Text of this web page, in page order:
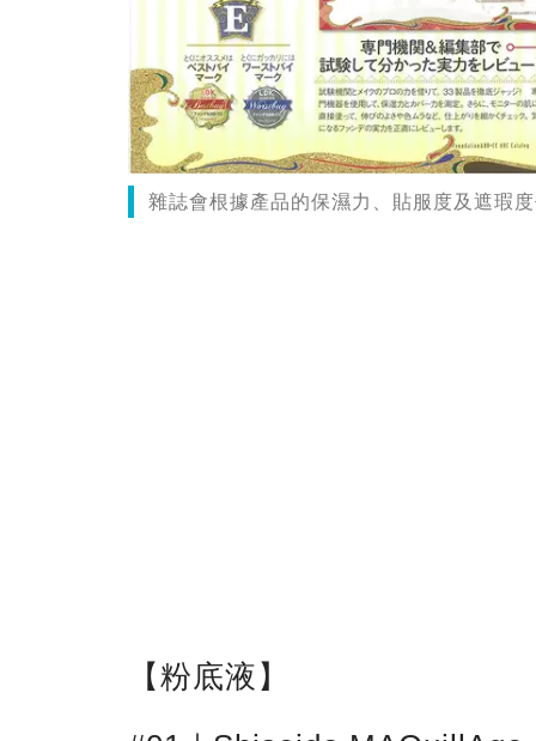
雜誌會根據產品的保濕力、貼服度及遮瑕
【粉底液】